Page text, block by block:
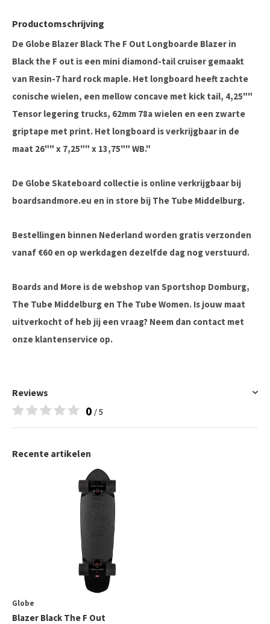
Productomschrijving
De Globe Blazer Black The F Out Longboarde Blazer in
Black the F out is een mini diamond-tail cruiser gemaakt
van Resin-7 hard rock maple. Het longboard heeft zachte
conische wielen, een mellow concave met kick tail, 4,25""
Tensor legering trucks, 62mm 78a wielen en een zwarte
griptape met print. Het longboard is verkrijgbaar in de
maat 26"" x 7,25"" x 13,75"" WB."
De Globe Skateboard collectie is online verkrijgbaar bij
boardsandmore.eu en in store bij The Tube Middelburg.
Bestellingen binnen Nederland worden gratis verzonden
vanaf €60 en op werkdagen dezelfde dag nog verstuurd.
Boards and More is de webshop van Sportshop Domburg,
The Tube Middelburg en The Tube Women. Is jouw maat
uitverkocht of heb jij een vraag? Neem dan contact met
onze klantenservice op.
Reviews
0 / 5
Recente artikelen
Globe
Blazer Black The F Out